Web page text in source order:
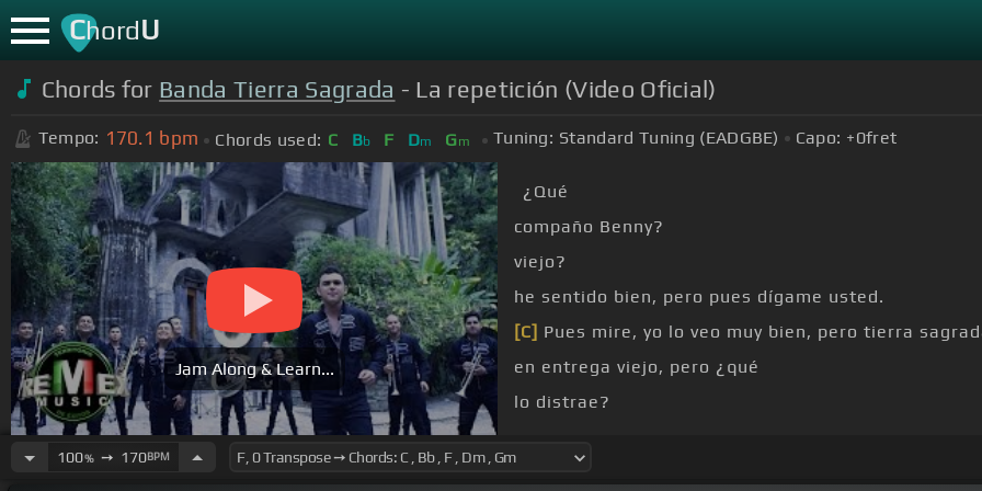
ChordU
Chords for Banda Tierra Sagrada - La repetición (Video Oficial)
Tempo: 170.1 bpm Chords used: C Bb F Dm Gm Tuning: Standard Tuning (EADGBE) Capo: +0fret
Jam Along & Learn...
¿Qué
compaño Benny?
viejo?
he sentido bien, pero pues dígame usted.
[C] Pues mire, yo lo veo muy bien, pero tierra
en entrega viejo, pero ¿qué
lo distrae?
100%➙ 170BPM